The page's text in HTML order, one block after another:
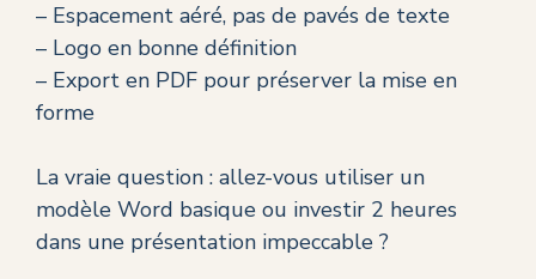
– Espacement aéré, pas de pavés de texte
– Logo en bonne définition
– Export en PDF pour préserver la mise en
forme
La vraie question : allez-vous utiliser un
modèle Word basique ou investir 2 heures
dans une présentation impeccable ?